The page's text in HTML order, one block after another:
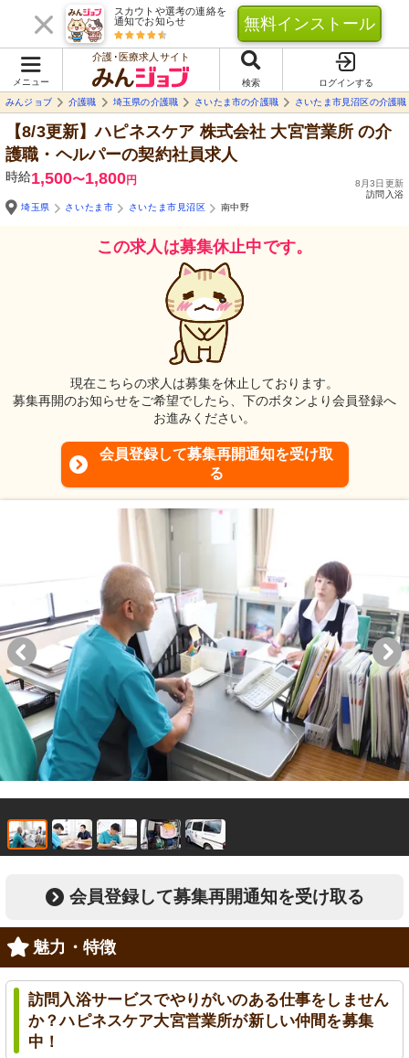
スカウトや選考の連絡を
通知でお知らせ
無料インストール
メニュー
介護･医療求人サイト
検索
ログインする
みんジョブ
介護職 埼玉県の介護職 さいたま市の介護職 さいたま市見沼区の介護職
【8/3更新】ハピネスケア 株式会社 大宮営業所 の介
護職・ヘルパーの契約社員求人
時給1,500〜1,800円
8月3日更新
訪問入浴
埼玉県
さいたま市 さいたま市見沼区 南中野
この求人は募集休止中です。
現在こちらの求人は募集を休止しております。
募集再開のお知らせをご希望でしたら、下のボタンより会員登録へ
お進みください。
会員登録して募集再開通知を受け取
る
会員登録して募集再開通知を受け取る
魅力・特徴
訪問入浴サービスでやりがいのある仕事をしません
か？ハピネスケア大宮営業所が新しい仲間を募集
中！